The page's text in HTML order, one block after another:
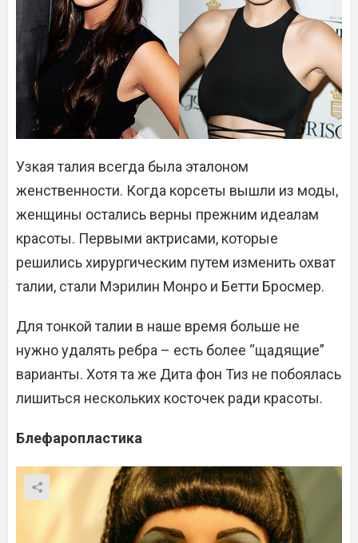
Узкая талия всегда была эталоном
женственности. Когда корсеты вышли из моды,
женщины остались верны прежним идеалам
красоты. Первыми актрисами, которые
решились хирургическим путем изменить охват
талии, стали Мэрилин Монро и Бетти Бросмер.
Для тонкой талии в наше время больше не
нужно удалять ребра – есть более “щадящие”
варианты. Хотя та же Дита фон Тиз не побоялась
лишиться нескольких косточек ради красоты.
Блефаропластика